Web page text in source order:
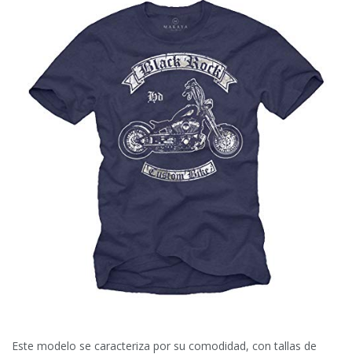
Este modelo se caracteriza por su comodidad, con tallas de